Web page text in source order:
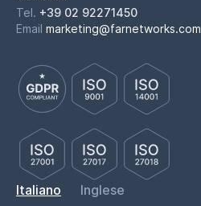
Tel. +39 02 92271450
Email marketing@farnetworks.com
Italiano Inglese